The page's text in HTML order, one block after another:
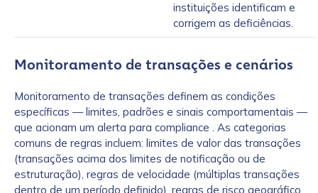
instituições identificam e
corrigem as deficiências.
Monitoramento de transações e cenários
Monitoramento de transações definem as condições
específicas — limites, padrões e sinais comportamentais —
que acionam um alerta para compliance . As categorias
comuns de regras incluem: limites de valor das transações
(transações acima dos limites de notificação ou de
estruturação), regras de velocidade (múltiplas transações
dentro de um período definido), regras de risco geográfico